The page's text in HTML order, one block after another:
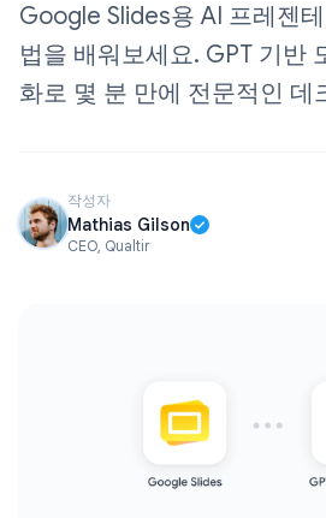
Google Slides용 AI 프레젠
법을 배워보세요. GPT 기반
화로 몇 분 만에 전문적인 데
작성자
Mathias Gilson
CEO, Qualtir